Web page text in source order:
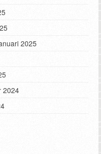
2025
2024